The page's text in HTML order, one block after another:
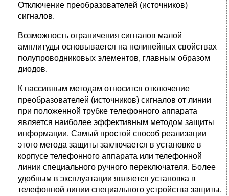
Отключение преобразователей (источников)
сигналов.
Возможность ограничения сигналов малой
амплитуды основывается на нелинейных свойствах
полупроводниковых элементов, главным образом
диодов.
К пассивным методам относится отключение
преобразователей (источников) сигналов от линии
при положенной трубке телефонного аппарата
является наиболее эффективным методом защиты
информации. Самый простой способ реализации
этого метода защиты заключается в установке в
корпусе телефонного аппарата или телефонной
линии специального ручного переключателя. Более
удобным в эксплуатации является установка в
телефонной линии специального устройства защиты,